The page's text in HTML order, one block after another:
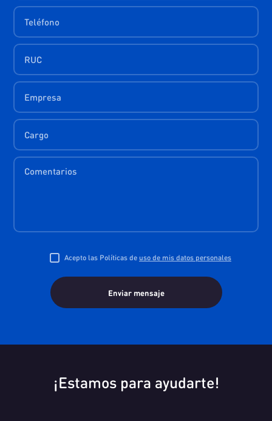
Acepto las Políticas de uso de mis datos personales
¡Estamos para ayudarte!